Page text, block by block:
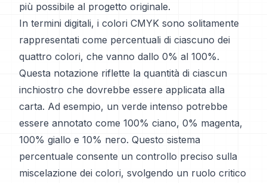
più possibile al progetto originale.
In termini digitali, i colori CMYK sono solitamente
rappresentati come percentuali di ciascuno dei
quattro colori, che vanno dallo 0% al 100%.
Questa notazione riflette la quantità di ciascun
inchiostro che dovrebbe essere applicata alla
carta. Ad esempio, un verde intenso potrebbe
essere annotato come 100% ciano, 0% magenta,
100% giallo e 10% nero. Questo sistema
percentuale consente un controllo preciso sulla
miscelazione dei colori, svolgendo un ruolo critico